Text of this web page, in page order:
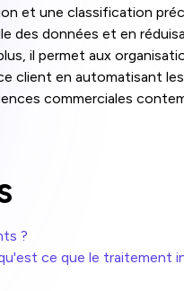
et une classification
des données et en
il permet aux
client en automatisant
commerciales
?
ce que le traitement